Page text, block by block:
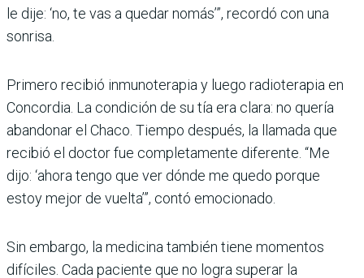
le dije: ‘no, te vas a quedar nomás’”, recordó con una
sonrisa.
Primero recibió inmunoterapia y luego radioterapia en
Concordia. La condición de su tía era clara: no quería
abandonar el Chaco. Tiempo después, la llamada que
recibió el doctor fue completamente diferente. “Me
dijo: ‘ahora tengo que ver dónde me quedo porque
estoy mejor de vuelta’”, contó emocionado.
Sin embargo, la medicina también tiene momentos
difíciles. Cada paciente que no logra superar la